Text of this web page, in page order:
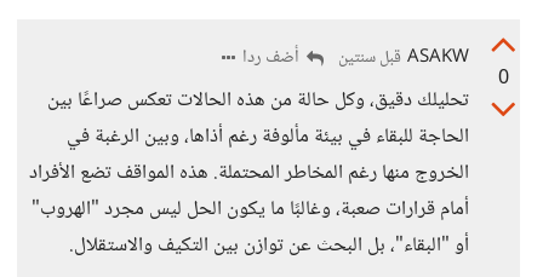
0
ASAKW قبل سنتين أضف ردا
تحليلك دقيق، وكل حالة من هذه الحالات تعكس صراعًا بين
الحاجة للبقاء في بيئة مألوفة رغم أذاها، وبين الرغبة في
الخروج منها رغم المخاطر المحتملة. هذه المواقف تضع الأفراد
أمام قرارات صعبة، وغالبًا ما يكون الحل ليس مجرد "الهروب"
أو "البقاء"، بل البحث عن توازن بين التكيف والاستقلال.